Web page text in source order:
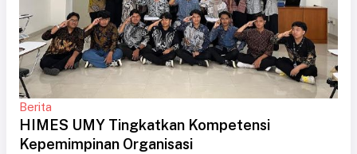
Berita
HIMES UMY Tingkatkan Kompetensi
Kepemimpinan Organisasi